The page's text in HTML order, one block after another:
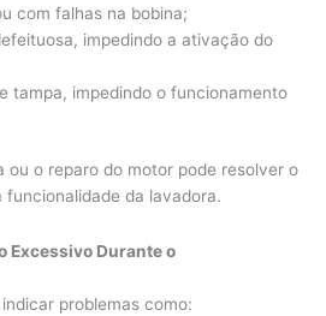
com falhas na bobina;
impedindo a ativação do
tampa, impedindo o funcionamento
ou o reparo do motor pode resolver o
funcionalidade da lavadora.
Excessivo Durante o
problemas como: